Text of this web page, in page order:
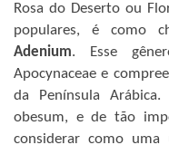
Rosa do Deserto ou
populares, é como
Adenium. Esse
Apocynaceae e
da Península
obesum, e de tão
considerar como uma